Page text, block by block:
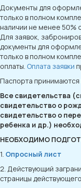
Документы для
только в полном
наличии не менее 50%
Для заявок,
документы для
только в полном
оплаты. Оплата заявки
Паспорта
Все свидетельства
свидетельство о
свидетельство о
ребенка и др.)
НЕОБХОДИМО
1. Опросный лист
2. Действующий
страницы